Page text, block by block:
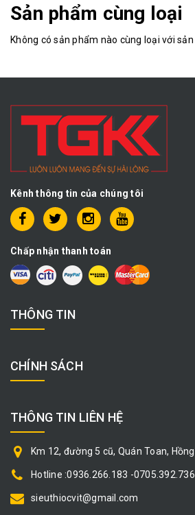
Sản phẩm cùng loại
Không có sản phẩm nào cùng loại với
Kênh thông tin của chúng tôi
Chấp nhận thanh toán
THÔNG TIN
CHÍNH SÁCH
THÔNG TIN LIÊN HỆ
Km 12, đường 5 cũ, Quán Toan,
Hotline :0936.266.183 -0705.392.736
sieuthiocvit@gmail.com